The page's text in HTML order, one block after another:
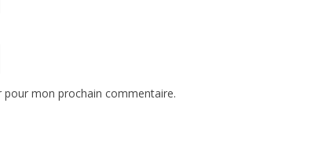
mon prochain commentaire.